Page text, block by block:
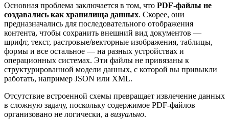
Основная проблема заключается в том, что PDF-файлы не
создавались как хранилища данных. Скорее, они
предназначались для последовательного отображения
контента, чтобы сохранить внешний вид документов —
шрифт, текст, растровые/векторные изображения, таблицы,
формы и все остальное — на разных устройствах и
операционных системах. Эти файлы не привязаны к
структурированной модели данных, с которой вы привыкли
работать, например JSON или XML.
Отсутствие встроенной схемы превращает извлечение данных
в сложную задачу, поскольку содержимое PDF-файлов
организовано не логически, а визуально.